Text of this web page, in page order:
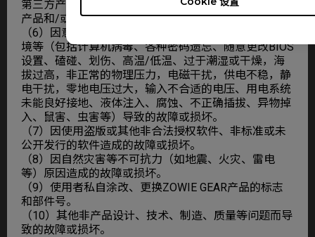
第三方产品和/或零部件及根据客户要求装入、附加的
产品和/或零部件。
（6）因意外因素或人为原因或非产品所规定的工作环
境等（包括计算机病毒、各种密码遗忘、随意更改BIOS
设置、磕碰、划伤、高温/低温、过于潮湿或干燥，海
拔过高，非正常的物理压力，电磁干扰，供电不稳，静
电干扰，零地电压过大，输入不合适的电压、用电系统
未能良好接地、液体注入、腐蚀、不正确插拔、异物掉
入、鼠害、虫害等）导致的故障或损坏。
（7）因使用盗版或其他非合法授权软件、非标准或未
公开发行的软件造成的故障或损坏。
（8）因自然灾害等不可抗力（如地震、火灾、雷电
等）原因造成的故障或损坏。
（9）使用者私自涂改、更换ZOWIE GEAR产品的标志
和部件号。
（10）其他非产品设计、技术、制造、质量等问题而导
致的故障或损坏。